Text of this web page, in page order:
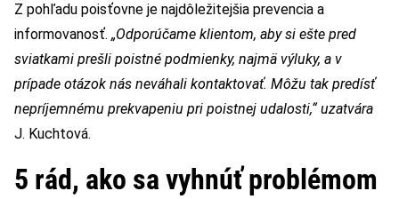
Z pohľadu poisťovne je najdôležitejšia prevencia a
informovanosť. „Odporúčame klientom, aby si ešte pred
sviatkami prešli poistné podmienky, najmä výluky, a v
prípade otázok nás neváhali kontaktovať. Môžu tak predísť
nepríjemnému prekvapeniu pri poistnej udalosti,“ uzatvára
J. Kuchtová.
5 rád, ako sa vyhnúť problémom